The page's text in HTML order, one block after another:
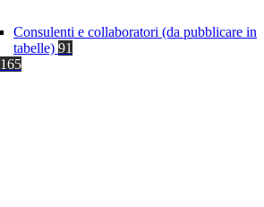
Consulenti e collaboratori (da pubblicare in
tabelle) 91
165